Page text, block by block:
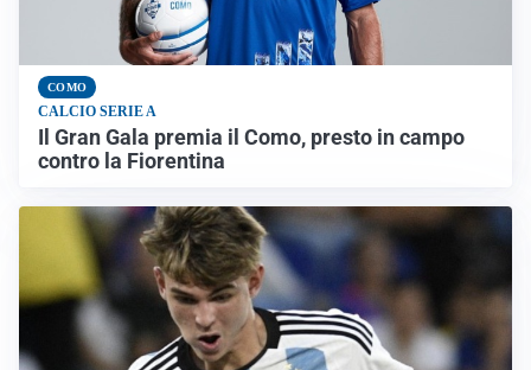
COMO
CALCIO SERIE A
Il Gran Gala premia il Como, presto in campo
contro la Fiorentina